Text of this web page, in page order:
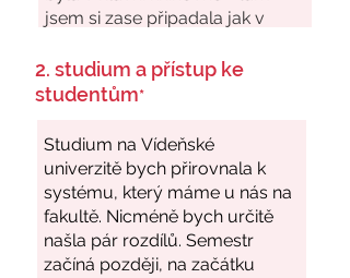
2. studium a přístup ke
studentům*